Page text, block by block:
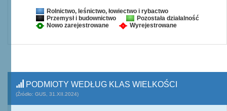
Rolnictwo, leśnictwo, łowiectwo i rybactwo
Przemysł i budownictwo
Pozostała działalność
Nowo zarejestrowane
Wyrejestrowane
PODMIOTY WEDŁUG KLAS WIELKOŚCI
(Źródło: GUS, 31.XII.2024)